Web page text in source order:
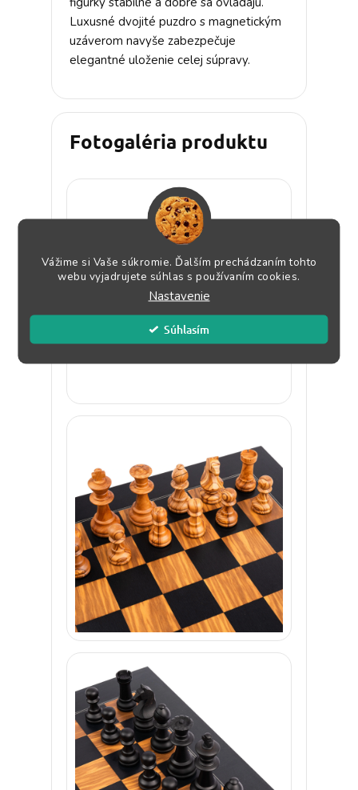
Vážime si Vaše súkromie. Ďalším prechádzaním tohto
webu vyjadrujete súhlas s používaním cookies.
Nastavenie
Súhlasím
Luxusné dvojité puzdro s magnetickým
uzáverom navyše zabezpečuje
elegantné uloženie celej súpravy.
Fotogaléria produktu